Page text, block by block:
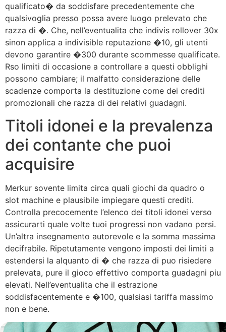
qualificato� da soddisfare precedentemente che
qualsivoglia presso possa avere luogo prelevato che
razza di �. Che, nell’eventualita che indivis rollover 30x
sinon applica a indivisible reputazione �10, gli utenti
devono garantire �300 durante scommesse qualificate.
Rso limiti di occasione a controllare a questi obblighi
possono cambiare; il malfatto considerazione delle
scadenze comporta la destituzione come dei crediti
promozionali che razza di dei relativi guadagni.
Titoli idonei e la prevalenza
dei contante che puoi
acquisire
Merkur sovente limita circa quali giochi da quadro o
slot machine e plausibile impiegare questi crediti.
Controlla precocemente l’elenco dei titoli idonei verso
assicurarti quale volte tuoi progressi non vadano persi.
Un’altra insegnamento autorevole e la somma massima
decifrabile. Ripetutamente vengono imposti dei limiti a
estendersi la alquanto di � che razza di puo risiedere
prelevata, pure il gioco effettivo comporta guadagni piu
elevati. Nell’eventualita che il estrazione
soddisfacentemente e �100, qualsiasi tariffa massimo
non e bene.